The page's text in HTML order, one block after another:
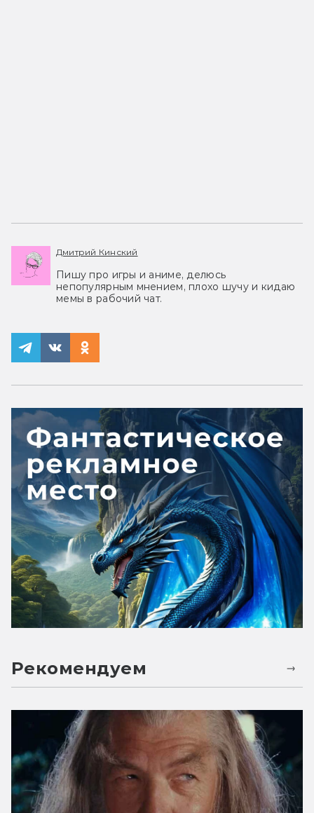
Дмитрий Кинский
Пишу про игры и аниме, делюсь
непопулярным мнением, плохо шучу и кидаю
мемы в рабочий чат.
Рекомендуем